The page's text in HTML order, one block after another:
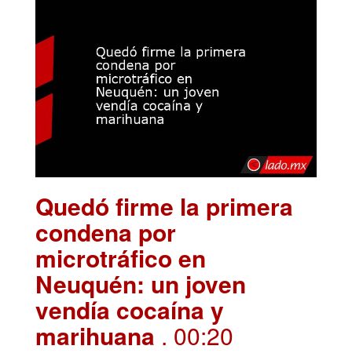
Quedó firme la primera
condena por
microtráfico en
Neuquén: un joven
vendía cocaína y
marihuana . 00:20